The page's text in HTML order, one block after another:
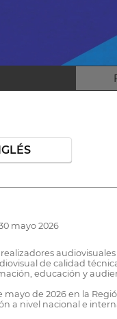
mayo 2026
de calidad
educación y
mayo de 2026 en la
a nivel nacional e